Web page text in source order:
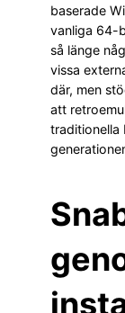
baserade
vanliga 64-
så länge
vissa
där, men
att
traditionella